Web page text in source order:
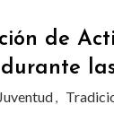
de
Juventud,